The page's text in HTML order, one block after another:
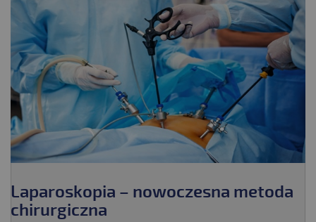
Laparoskopia – nowoczesna metoda
chirurgiczna